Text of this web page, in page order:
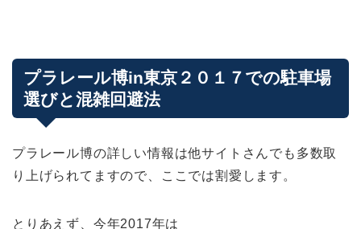
プラレール博in東京２０１７での駐車場
選びと混雑回避法
プラレール博の詳しい情報は他サイトさんでも多数取
り上げられてますので、ここでは割愛します。
とりあえず、今年2017年は